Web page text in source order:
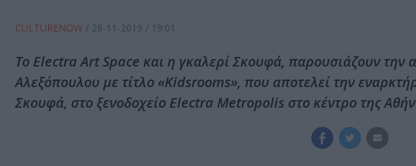
CULTURENOW / 28-11-2019 / 19:01
To Electra Art Space και η γκαλερί Σκουφά, παρουσιάζουν την
Αλεξόπουλου με τίτλο «Κidsrooms», που αποτελεί την
Σκουφά, στο ξενοδοχείο Electra Metropolis στο κέντρο της